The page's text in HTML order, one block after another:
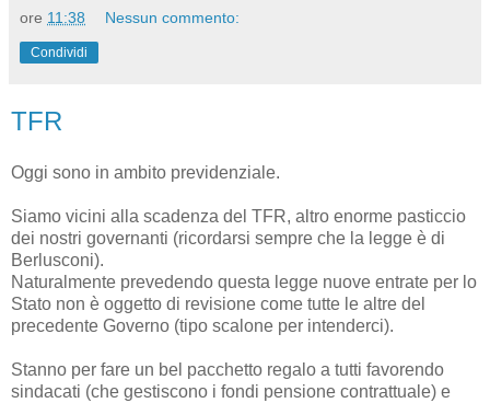
ore 11:38 Nessun commento:
Condividi
TFR
Oggi sono in ambito previdenziale.
Siamo vicini alla scadenza del TFR, altro enorme pasticcio
dei nostri governanti (ricordarsi sempre che la legge è di
Berlusconi).
Naturalmente prevedendo questa legge nuove entrate per lo
Stato non è oggetto di revisione come tutte le altre del
precedente Governo (tipo scalone per intenderci).
Stanno per fare un bel pacchetto regalo a tutti favorendo
sindacati (che gestiscono i fondi pensione contrattuale) e